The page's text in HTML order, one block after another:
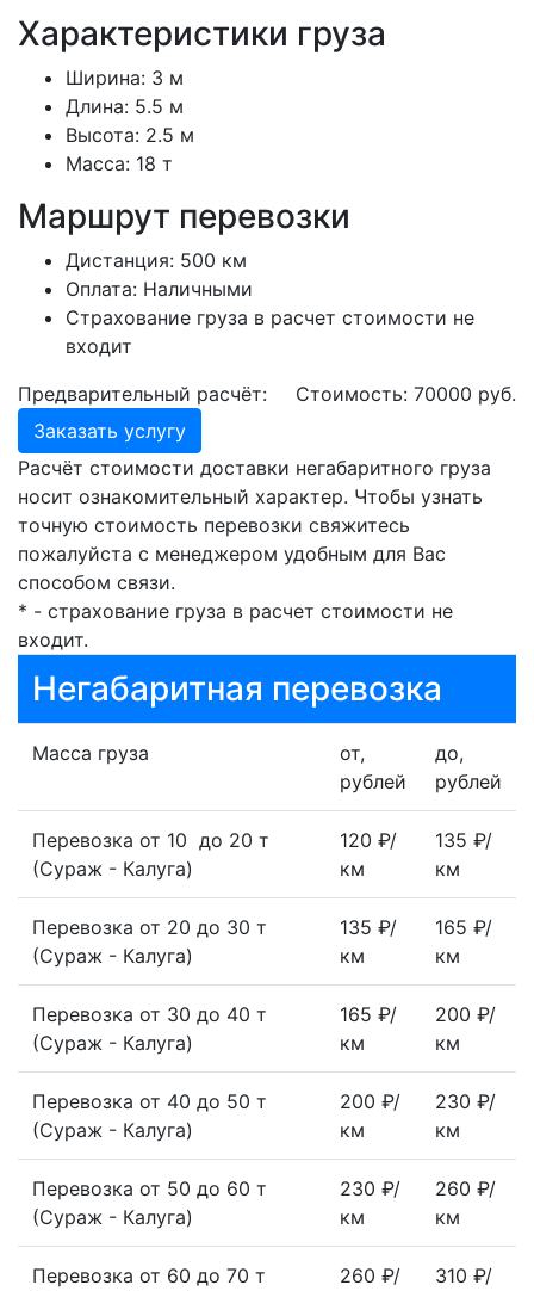
Характеристики груза
Ширина: 3 м
Длина: 5.5 м
Высота: 2.5 м
Масса: 18 т
Маршрут перевозки
Дистанция: 500 км
Оплата: Наличными
Страхование груза в расчет стоимости не
входит
Предварительный расчёт:
Стоимость: 70000 руб.
Заказать услугу
Расчёт стоимости доставки негабаритного груза
носит ознакомительный характер. Чтобы узнать
точную стоимость перевозки свяжитесь
пожалуйста с менеджером удобным для Вас
способом связи.
* - страхование груза в расчет стоимости не
входит.
Негабаритная перевозка
Масса груза
от,
рублей
до,
рублей
Перевозка от 10 до 20 т
(Сураж - Калуга)
120 ₽/
км
135 ₽/
км
Перевозка от 20 до 30 т
(Сураж - Калуга)
135 ₽/
км
165 ₽/
км
Перевозка от 30 до 40 т
(Сураж - Калуга)
165 ₽/
км
200 ₽/
км
Перевозка от 40 до 50 т
(Сураж - Калуга)
200 ₽/
км
230 ₽/
км
Перевозка от 50 до 60 т
(Сураж - Калуга)
230 ₽/
км
260 ₽/
км
Перевозка от 60 до 70 т
260 ₽/
310 ₽/